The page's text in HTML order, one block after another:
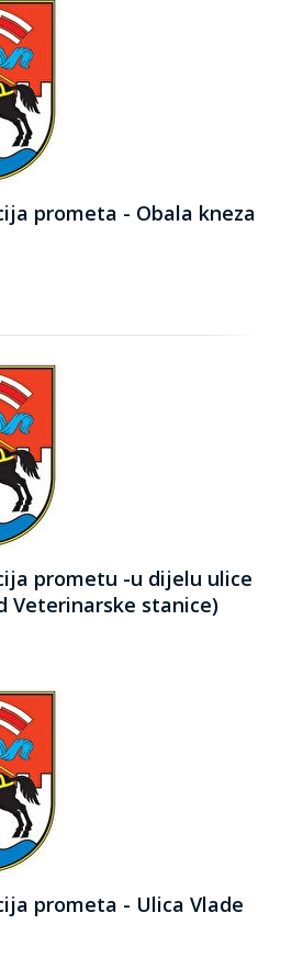
prometa - Obala kneza
prometu -u dijelu ulice
Veterinarske stanice)
prometa - Ulica Vlade